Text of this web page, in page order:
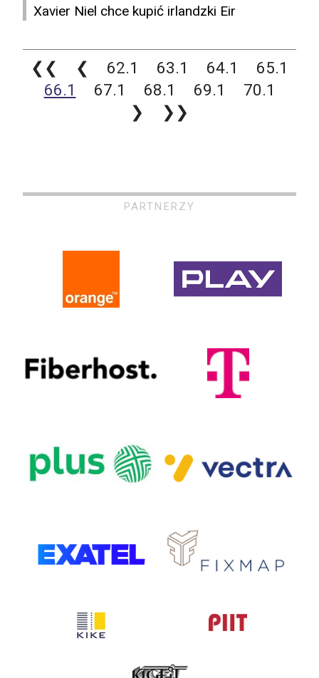
Xavier Niel chce kupić irlandzki Eir
❮❮ ❮ 62.1 63.1 64.1
65.1
66.1
67.1 68.1 69.1
70.1
❯
❯❯
PARTNERZY